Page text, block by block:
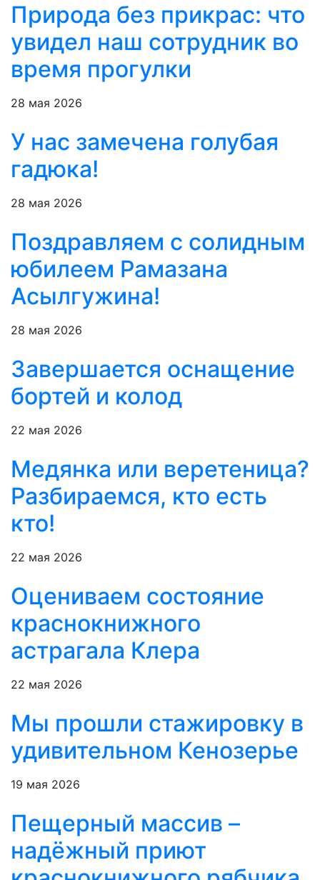
Природа без прикрас: что
увидел наш сотрудник во
время прогулки
28 мая 2026
У нас замечена голубая
гадюка!
28 мая 2026
Поздравляем с солидным
юбилеем Рамазана
Асылгужина!
28 мая 2026
Завершается оснащение
бортей и колод
22 мая 2026
Медянка или веретеница?
Разбираемся, кто есть
кто!
22 мая 2026
Оцениваем состояние
краснокнижного
астрагала Клера
22 мая 2026
Мы прошли стажировку в
удивительном Кенозерье
19 мая 2026
Пещерный массив –
надёжный приют